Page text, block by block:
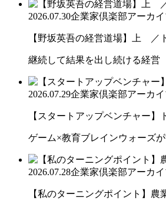
2026.07.30企業家倶楽部アーカ
【野坂英吾の経営道場】上 ／
継続して結果を出し続ける経営
2026.07.29企業家倶楽部アーカ
【スタートアップベンチャー
ゲーム×教育ブレインウォーズ
2026.07.28企業家倶楽部アーカ
【私のターニングポイント】